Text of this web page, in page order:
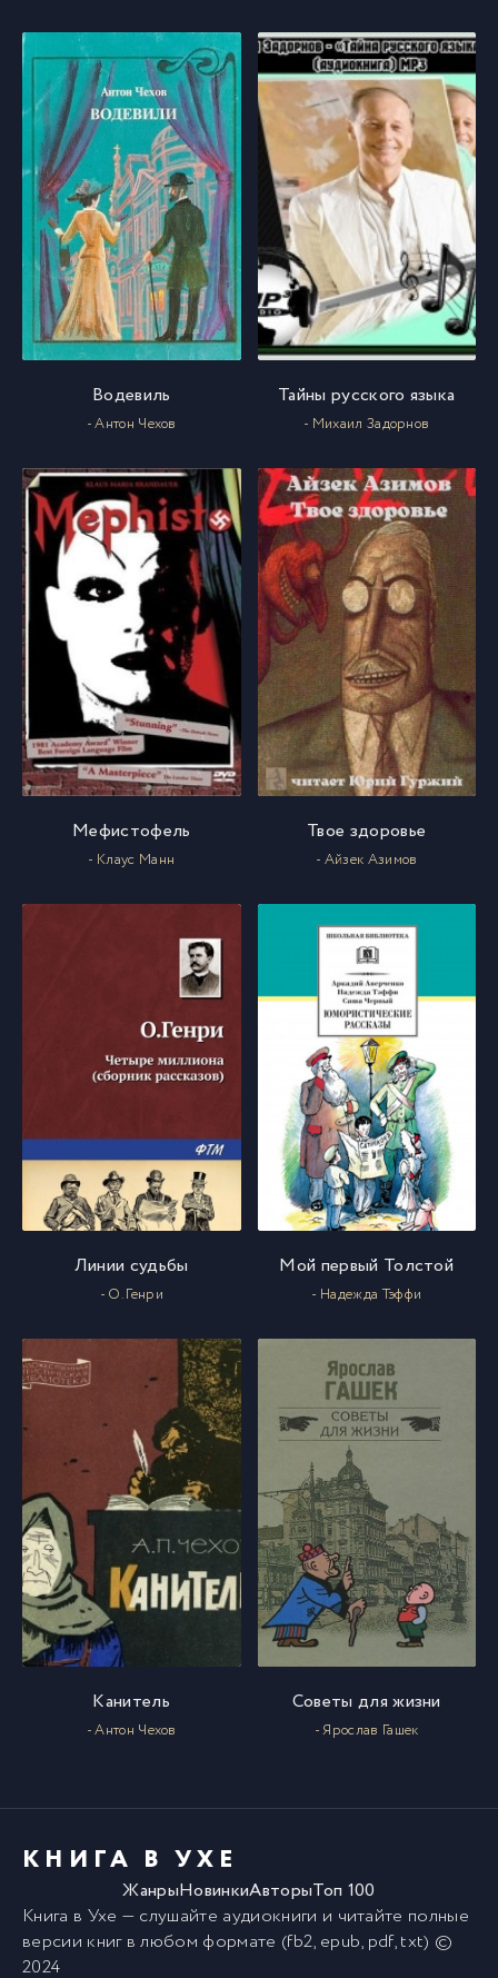
Водевиль
- Антон Чехов
Тайны русского языка
- Михаил Задорнов
Мефистофель
- Клаус Манн
Твое здоровье
- Айзек Азимов
Линии судьбы
- О. Генри
Мой первый Толстой
- Надежда Тэффи
Канитель
- Антон Чехов
Советы для жизни
- Ярослав Гашек
КНИГА В УХЕ
ЖанрыНовинкиАвторыТоп 100
Книга в Ухе — слушайте аудиокниги и читайте полные
версии книгв любом формате (fb2, epub, pdf, txt) ©
2024